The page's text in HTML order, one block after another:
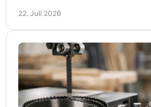
22. Juli 2026